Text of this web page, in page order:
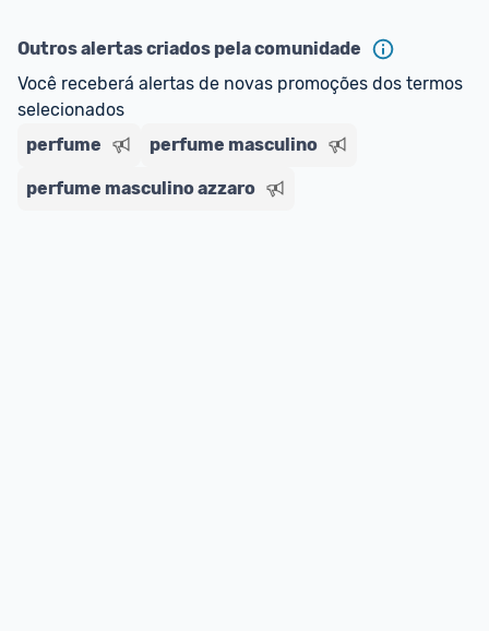
E lembre-se: você sempre pode contar ajuda da
comunidade para tirar dúvidas ou acionar os
nossos Admins marcando
comentário ou através do Fale com o Promobit.
Outros alertas criados pela comunidade
Você receberá alertas de novas promoções dos termos
selecionados
perfume
perfume masculino
perfume masculino azzaro